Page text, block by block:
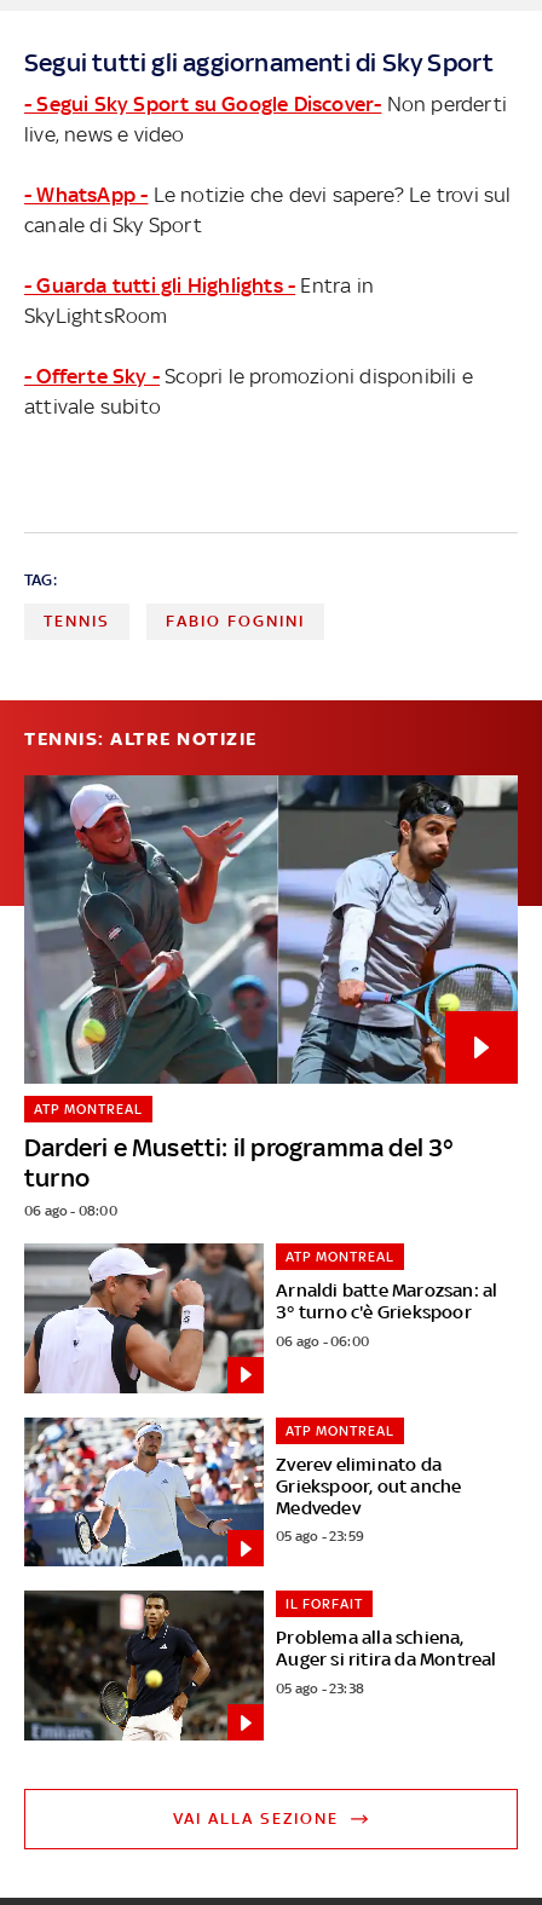
Segui tutti gli aggiornamenti di Sky Sport
- Segui Sky Sport su Google Discover- Non perderti
live, news e video
- WhatsApp - Le notizie che devi sapere? Le trovi sul
canale di Sky Sport
- Guarda tutti gli Highlights - Entra in
SkyLightsRoom
- Offerte Sky - Scopri le promozioni disponibili e
attivale subito
TAG:
TENNIS FABIO FOGNINI
TENNIS: ALTRE NOTIZIE
Darderi e Musetti: il programma del 3°
turno
ATP MONTREAL
06 ago - 08:00
Arnaldi batte Marozsan: al
3° turno c'è Griekspoor
ATP MONTREAL
06 ago - 06:00
Zverev eliminato da
Griekspoor, out anche
Medvedev
ATP MONTREAL
05 ago - 23:59
Problema alla schiena,
Auger si ritira da Montreal
IL FORFAIT
05 ago - 23:38
VAI ALLA SEZIONE